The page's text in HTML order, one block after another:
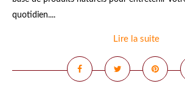
quotidien....
Lire la suite